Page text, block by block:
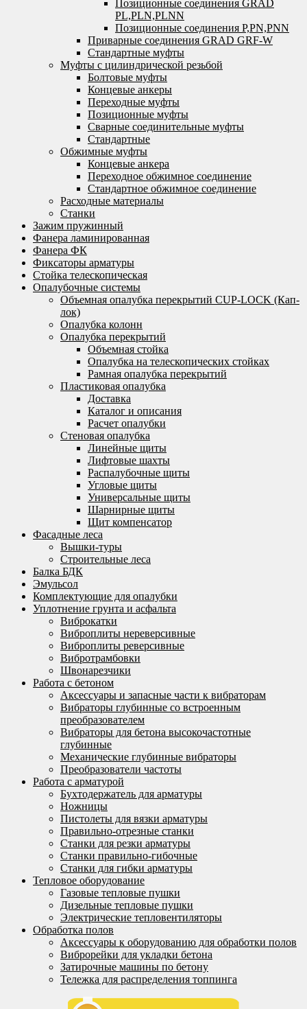
Позиционные соединения GRAD
PL,PLN,PLNN
Позиционные соединения P,PN,PNN
Приварные соединения GRAD GRF-W
Стандартные муфты
Муфты с цилиндрической резьбой
Болтовые муфты
Концевые анкеры
Переходные муфты
Позиционные муфты
Сварные соединительные муфты
Стандартные
Обжимные муфты
Концевые анкера
Переходное обжимное соединение
Стандартное обжимное соединение
Расходные материалы
Станки
Зажим пружинный
Фанера ламинированная
Фанера ФК
Фиксаторы арматуры
Стойка телескопическая
Опалубочные системы
Объемная опалубка перекрытий CUP-LOCK (Кап-
лок)
Опалубка колонн
Опалубка перекрытий
Объемная стойка
Опалубка на телескопических стойках
Рамная опалубка перекрытий
Пластиковая опалубка
Доставка
Каталог и описания
Расчет опалубки
Стеновая опалубка
Линейные щиты
Лифтовые шахты
Распалубочные щиты
Угловые щиты
Универсальные щиты
Шарнирные щиты
Щит компенсатор
Фасадные леса
Вышки-туры
Строительные леса
Балка БДК
Эмульсол
Комплектующие для опалубки
Уплотнение грунта и асфальта
Виброкатки
Виброплиты нереверсивные
Виброплиты реверсивные
Вибротрамбовки
Швонарезчики
Работа с бетоном
Аксессуары и запасные части к вибраторам
Вибраторы глубинные со встроенным
преобразователем
Вибраторы для бетона высокочастотные
глубинные
Механические глубинные вибраторы
Преобразователи частоты
Работа с арматурой
Бухтодержатель для арматуры
Ножницы
Пистолеты для вязки арматуры
Правильно-отрезные станки
Станки для резки арматуры
Станки правильно-гибочные
Станки для гибки арматуры
Тепловое оборудование
Газовые тепловые пушки
Дизельные тепловые пушки
Электрические тепловентиляторы
Обработка полов
Аксессуары к оборудованию для обработки полов
Виброрейки для укладки бетона
Затирочные машины по бетону
Тележка для распределения топпинга